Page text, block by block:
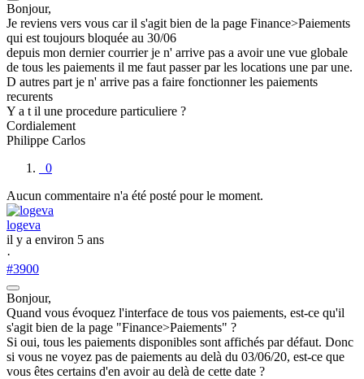
Bonjour,
Je reviens vers vous car il s'agit bien de la page Finance>Paiements
qui est toujours bloquée au 30/06
depuis mon dernier courrier je n' arrive pas a avoir une vue globale
de tous les paiements il me faut passer par les locations une par une.
D autres part je n' arrive pas a faire fonctionner les paiements
recurents
Y a t il une procedure particuliere ?
Cordialement
Philippe Carlos
0
Aucun commentaire n'a été posté pour le moment.
logeva
il y a environ 5 ans
·
#3900
Bonjour,
Quand vous évoquez l'interface de tous vos paiements, est-ce qu'il
s'agit bien de la page "Finance>Paiements" ?
Si oui, tous les paiements disponibles sont affichés par défaut. Donc
si vous ne voyez pas de paiements au delà du 03/06/20, est-ce que
vous êtes certains d'en avoir au delà de cette date ?